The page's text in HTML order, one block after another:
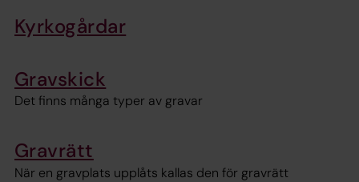
Kyrkogårdar
Gravskick
Det finns många typer av gravar
Gravrätt
När en gravplats upplåts kallas den för gravrätt